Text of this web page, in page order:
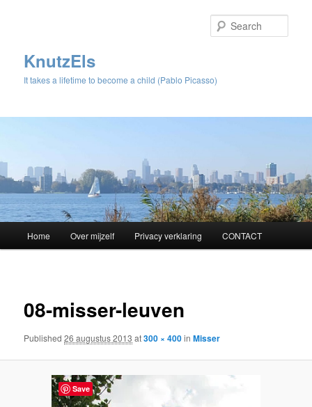
KnutzEls
It takes a lifetime to become a child (Pablo Picasso)
Skip
Home Over mijzelf Privacy verklaring CONTACT
08-misser-leuven
Published26 augustus 2013 at300 × 400inMisser
Save